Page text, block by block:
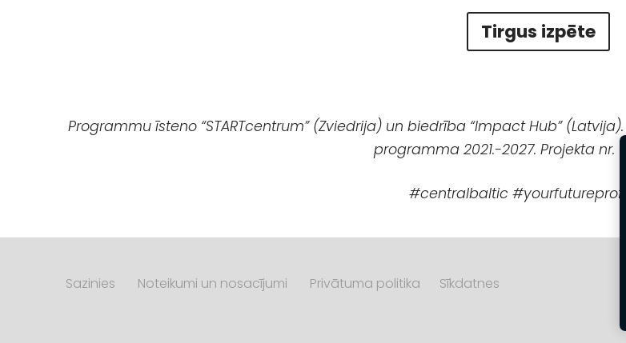
Tirgus izpēte
Programmu īsteno “STARTcentrum” (Zviedrija) un biedrība “Impact Hub”
programma 2021.-2027. Projekta nr.
#centralbaltic
Sazinies Noteikumi un nosacījumi Privātuma politika Sīkdatnes